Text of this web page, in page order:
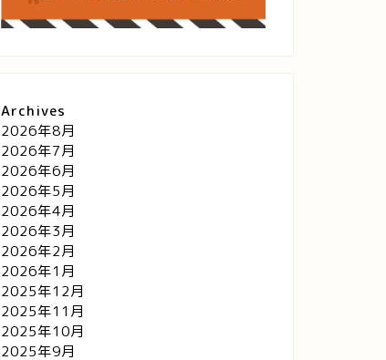
Archives
2026年8月
2026年7月
2026年6月
2026年5月
2026年4月
2026年3月
2026年2月
2026年1月
2025年12月
2025年11月
2025年10月
2025年9月